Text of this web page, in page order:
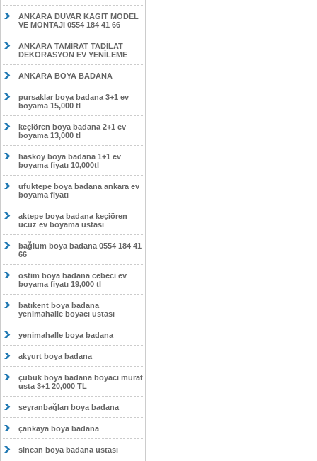
ANKARA DUVAR KAGIT MODEL
VE MONTAJI 0554 184 41 66
ANKARA TAMİRAT TADİLAT
DEKORASYON EV YENİLEME
ANKARA BOYA BADANA
pursaklar boya badana 3+1 ev
boyama 15,000 tl
keçiören boya badana 2+1 ev
boyama 13,000 tl
hasköy boya badana 1+1 ev
boyama fiyatı 10,000tl
ufuktepe boya badana ankara ev
boyama fiyatı
aktepe boya badana keçiören
ucuz ev boyama ustası
bağlum boya badana 0554 184 41
66
ostim boya badana cebeci ev
boyama fiyatı 19,000 tl
batıkent boya badana
yenimahalle boyacı ustası
yenimahalle boya badana
akyurt boya badana
çubuk boya badana boyacı murat
usta 3+1 20,000 TL
seyranbağları boya badana
çankaya boya badana
sincan boya badana ustası